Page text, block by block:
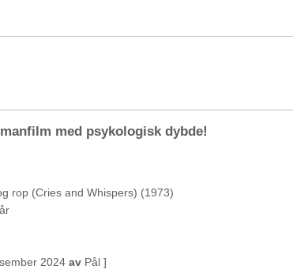
med psykologisk dybde!
rop (Cries and Whispers) (1973)
2024 av Pål ]